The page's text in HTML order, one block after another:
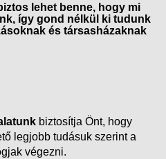
lehet benne, hogy mi
így gond nélkül ki tudunk
és társasházaknak
biztosítja Önt, hogy
legjobb tudásuk szerint a
végezni.